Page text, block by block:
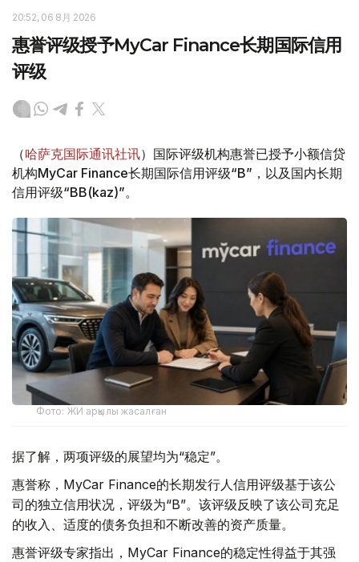
20:52, 06 8月 2026
惠誉评级授予MyCar Finance长期国际信用
评级
（哈萨克国际通讯社讯）国际评级机构惠誉已授予小额信贷
机构MyCar Finance长期国际信用评级“B”，以及国内长期
信用评级“BB(kaz)”。
Фото: ЖИ арқылы жасалған
据了解，两项评级的展望均为“稳定”。
惠誉称，MyCar Finance的长期发行人信用评级基于该公
司的独立信用状况，评级为“B”。该评级反映了该公司充足
的收入、适度的债务负担和不断改善的资产质量。
惠誉评级专家指出，MyCar Finance的稳定性得益于其强